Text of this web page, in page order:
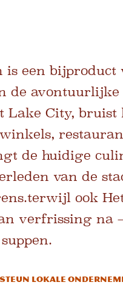
een bijproduct
avontuurlijke
Lake City,
de huidige
van de
terwijl ook
verfrissing na
Steun lokale